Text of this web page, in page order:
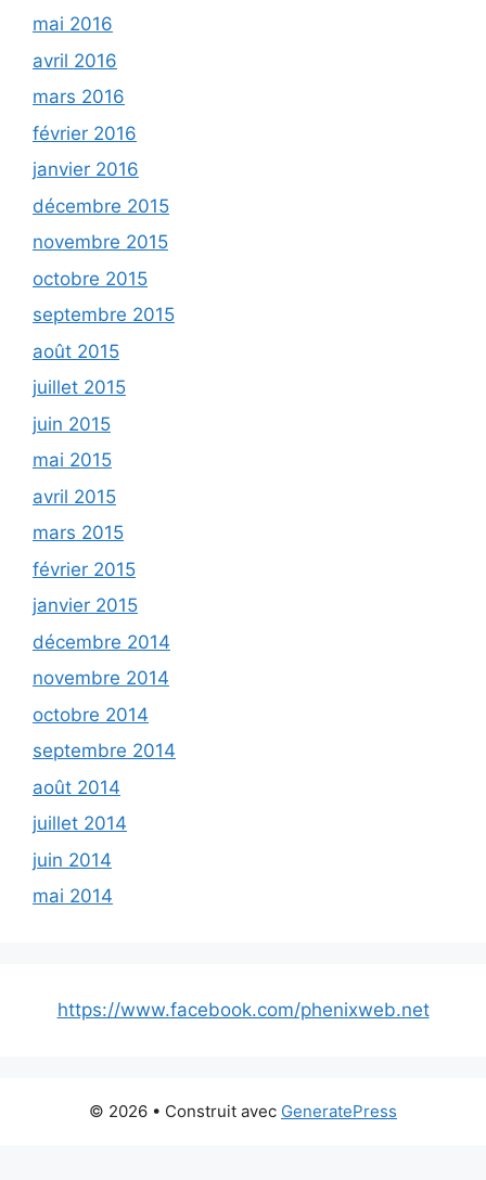
mai 2016
avril 2016
mars 2016
février 2016
janvier 2016
décembre 2015
novembre 2015
octobre 2015
septembre 2015
août 2015
juillet 2015
juin 2015
mai 2015
avril 2015
mars 2015
février 2015
janvier 2015
décembre 2014
novembre 2014
octobre 2014
septembre 2014
août 2014
juillet 2014
juin 2014
mai 2014
https://www.facebook.com/phenixweb.net
© 2026 • Construit avec GeneratePress